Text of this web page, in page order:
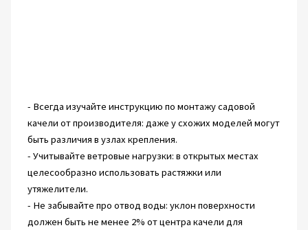
- Всегда изучайте инструкцию по монтажу садовой
качели от производителя: даже у схожих моделей могут
быть различия в узлах крепления.
- Учитывайте ветровые нагрузки: в открытых местах
целесообразно использовать растяжки или
утяжелители.
- Не забывайте про отвод воды: уклон поверхности
должен быть не менее 2% от центра качели для